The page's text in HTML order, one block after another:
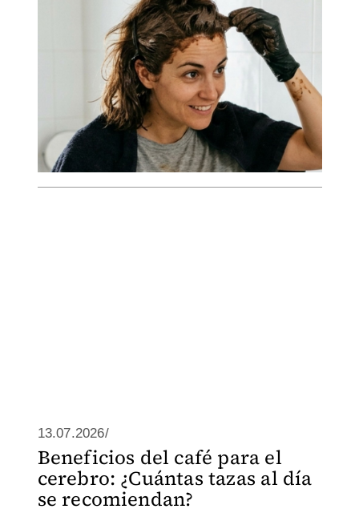
13.07.2026/
Beneficios del café para el
cerebro: ¿Cuántas tazas al día
se recomiendan?